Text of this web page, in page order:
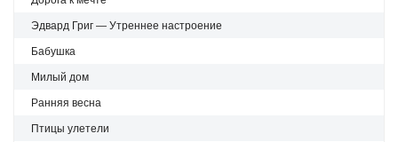
Эдвард Григ — Утреннее настроение
Бабушка
Милый дом
Ранняя весна
Птицы улетели